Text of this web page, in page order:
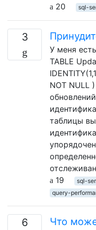
20
sql-
3
У меня
TABLE
NOT NULL
таблицы
19
sql-
query-
6
Что